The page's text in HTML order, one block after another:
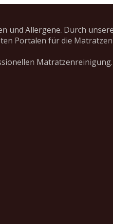
und Allergene. Durch unsere
Portalen für die
Matratzenreinigung.